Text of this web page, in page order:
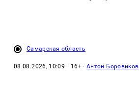
Самарская область
08.08.2026, 10:09 · 16+ ·Антон Боровиков